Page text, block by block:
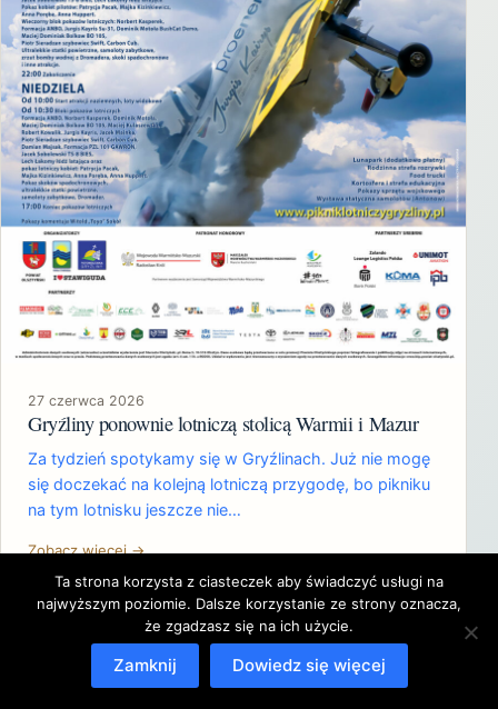
27 czerwca 2026
Gryźliny ponownie lotniczą stolicą Warmii i Mazur
Za tydzień spotykamy się w Gryźlinach. Już nie mogę
się doczekać na kolejną lotniczą przygodę, bo pikniku
na tym lotnisku jeszcze nie…
Zobacz więcej →
Ta strona korzysta z ciasteczek aby świadczyć usługi na
najwyższym poziomie. Dalsze korzystanie ze strony oznacza,
że zgadzasz się na ich użycie.
Zamknij Dowiedz się więcej